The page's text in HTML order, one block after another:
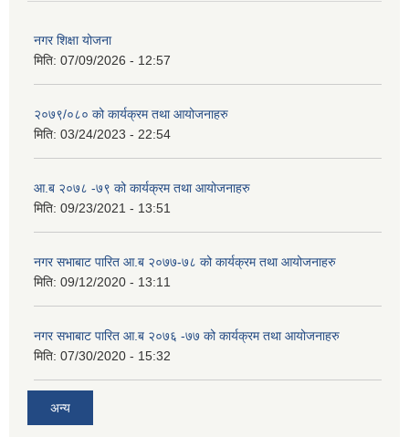
नगर शिक्षा योजना
मिति: 07/09/2026 - 12:57
२०७९/०८० को कार्यक्रम तथा आयोजनाहरु
मिति: 03/24/2023 - 22:54
आ.ब २०७८ -७९ को कार्यक्रम तथा आयोजनाहरु
मिति: 09/23/2021 - 13:51
नगर सभाबाट पारित आ.ब २०७७-७८ को कार्यक्रम तथा आयोजनाहरु
मिति: 09/12/2020 - 13:11
नगर सभाबाट पारित आ.ब २०७६ -७७ को कार्यक्रम तथा आयोजनाहरु
मिति: 07/30/2020 - 15:32
अन्य